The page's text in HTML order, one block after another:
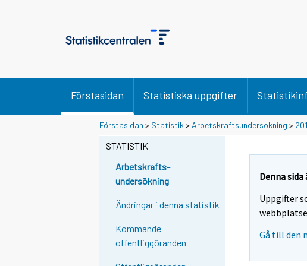
Förstasidan Statistiska uppgifter
Förstasidan > Statistik > Arbetskraftsundersökning >
STATISTIK
Arbetskrafts-
undersökning
Ändringar i denna statistik
Kommande
offentliggöranden
Denna sida
Uppgifter
Gå till den
Y
Y